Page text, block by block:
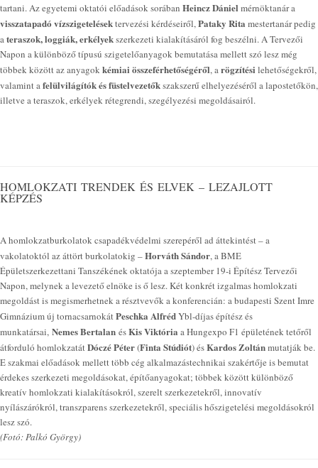
tartani. Az egyetemi oktatói előadások sorában Heincz Dániel mérnöktanár a
visszatapadó vízszigetelésektervezési kérdéseiről,Pataky Rita mestertanár pedig
ateraszok, loggiák, erkélyekszerkezeti kialakításáról fog beszélni. A Tervezői
Napon a különböző típusú szigetelőanyagok bemutatása mellett szó lesz még
többek között az anyagokkémiai összeférhetőségéről, arögzítési lehetőségekről,
valamint afelülvilágítók és füstelvezetőkszakszerű elhelyezéséről a lapostetőkön,
illetve a teraszok, erkélyek rétegrendi, szegélyezési megoldásairól.
HOMLOKZATI TRENDEK ÉS ELVEK – LEZAJLOTT
KÉPZÉS
A homlokzatburkolatok csapadékvédelmi szerepéről ad áttekintést – a
vakolatoktól az áttört burkolatokig –Horváth Sándor, a BME
Épületszerkezettani Tanszékének oktatója a szeptember 19-i Építész Tervezői
Napon, melynek a levezető elnöke is ő lesz. Két konkrét izgalmas homlokzati
megoldást is megismerhetnek a résztvevők a konferencián: a budapesti Szent Imre
Gimnázium új tornacsarnokátPeschka AlfrédYbl-díjas építész és
munkatársai, Nemes Bertalan ésKis Viktória a Hungexpo F1 épületének tetőről
átforduló homlokzatátDóczé Péter(Finta Stúdiót) ésKardos Zoltánmutatják be.
E szakmai előadások mellett több cég alkalmazástechnikai szakértője is bemutat
érdekes szerkezeti megoldásokat, építőanyagokat; többek között különböző
kreatív homlokzati kialakításokról, szerelt szerkezetekről, innovatív
nyílászárókról, transzparens szerkezetekről, speciális hőszigetelési megoldásokról
lesz szó.
(Fotó: Palkó György)